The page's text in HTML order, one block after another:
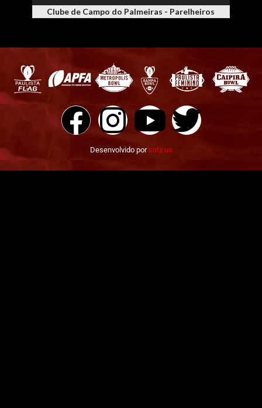
Clube de Campo do Palmeiras - Parelheiros
Desenvolvido porsntz.us